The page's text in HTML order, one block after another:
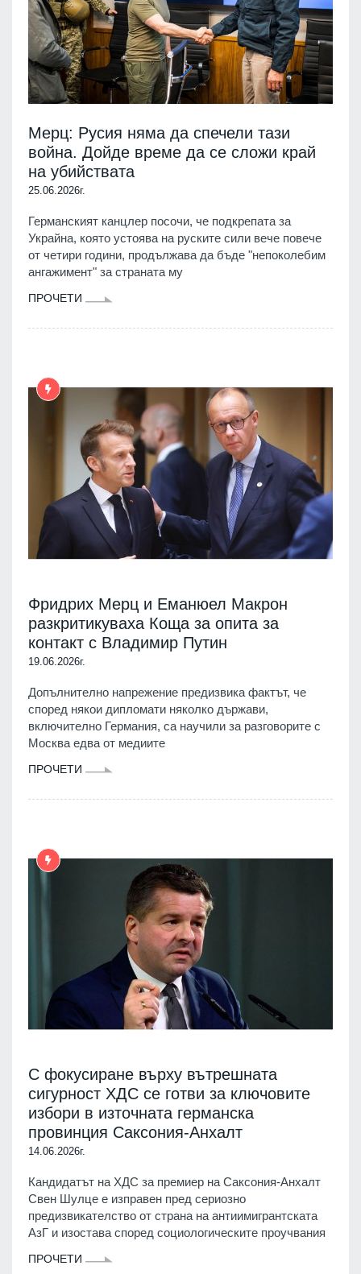
Мерц: Русия няма да спечели тази
война. Дойде време да се сложи край
на убийствата
25.06.2026г.
Германският канцлер посочи, че подкрепата за
Украйна, която устоява на руските сили вече повече
от четири години, продължава да бъде "непоколебим
ангажимент" за страната му
ПРОЧЕТИ
Фридрих Мерц и Еманюел Макрон
разкритикуваха Коща за опита за
контакт с Владимир Путин
19.06.2026г.
Допълнително напрежение предизвика фактът, че
според някои дипломати няколко държави,
включително Германия, са научили за разговорите с
Москва едва от медиите
ПРОЧЕТИ
С фокусиране върху вътрешната
сигурност ХДС се готви за ключовите
избори в източната германска
провинция Саксония-Анхалт
14.06.2026г.
Кандидатът на ХДС за премиер на Саксония-Анхалт
Свен Шулце е изправен пред сериозно
предизвикателство от страна на антиимигрантската
АзГ и изостава според социологическите проучвания
ПРОЧЕТИ